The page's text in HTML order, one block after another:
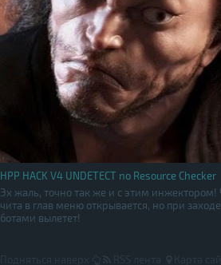
HPP HACK V4 UNDETECT no Resource Checker
Эх жаль, точно так же и с этим инжектором!
чита в глав меню открывается, но при
ботами вылетет!